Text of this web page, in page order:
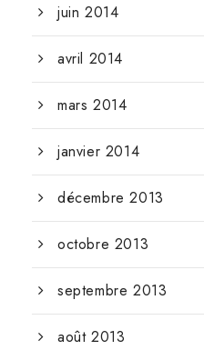
juin 2014
avril 2014
mars 2014
janvier 2014
décembre 2013
octobre 2013
septembre 2013
août 2013